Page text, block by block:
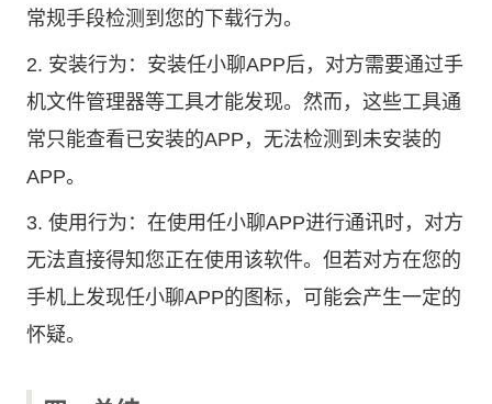
常规手段检测到您的下载行为。
2. 安装行为：安装任小聊APP后，对方需要通过手
机文件管理器等工具才能发现。然而，这些工具通
常只能查看已安装的APP，无法检测到未安装的
APP。
3. 使用行为：在使用任小聊APP进行通讯时，对方
无法直接得知您正在使用该软件。但若对方在您的
手机上发现任小聊APP的图标，可能会产生一定的
怀疑。